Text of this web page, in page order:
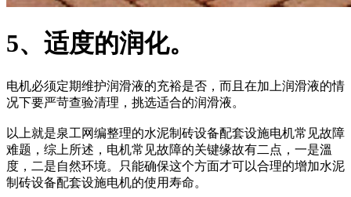
5、适度的润化。
电机必须定期维护润滑液的充裕是否，而且在加上润滑液的情
况下要严苛查验清理，挑选适合的润滑液。
以上就是泉工网编整理的水泥制砖设备配套设施电机常见故障
难题，综上所述，电机常见故障的关键缘故有二点，一是溫
度，二是自然环境。只能确保这个方面才可以合理的增加水泥
制砖设备配套设施电机的使用寿命。